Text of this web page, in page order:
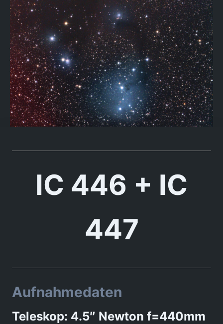
IC 446 + IC
447
Aufnahmedaten
Teleskop: 4.5″ Newton f=440mm